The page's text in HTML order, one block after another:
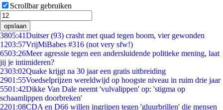
Scrollbar gebruiken
opslaan
3805:41Duitser (93) crasht met quad tegen boom, vier gewonden
1203:57VrijMiBabes #316 (not very sfw!)
6503:26Meer agressie tegen een andersluidende politieke mening, laat
jij je intimideren?
2303:02Quake krijgt na 30 jaar een gratis uitbreiding
2901:55Voedselprijzen wereldwijd op hoogste niveau in ruim drie jaar
5501:42Dikke Van Dale neemt 'vulvalippen' op: 'stigma op
schaamlippen doorbreken'
2201:08CDA en D66 willen ingrijpen tegen 'gluurbrillen' die mensen